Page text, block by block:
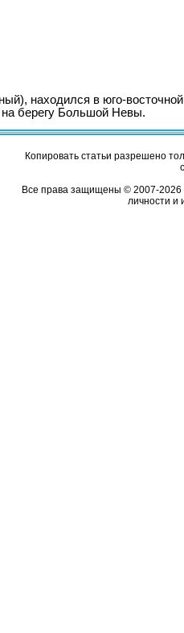
находился в юго-восточной
на берегу Большой Невы.
Копировать статьи разрешено
Все права защищены © 2007-2026
личности и